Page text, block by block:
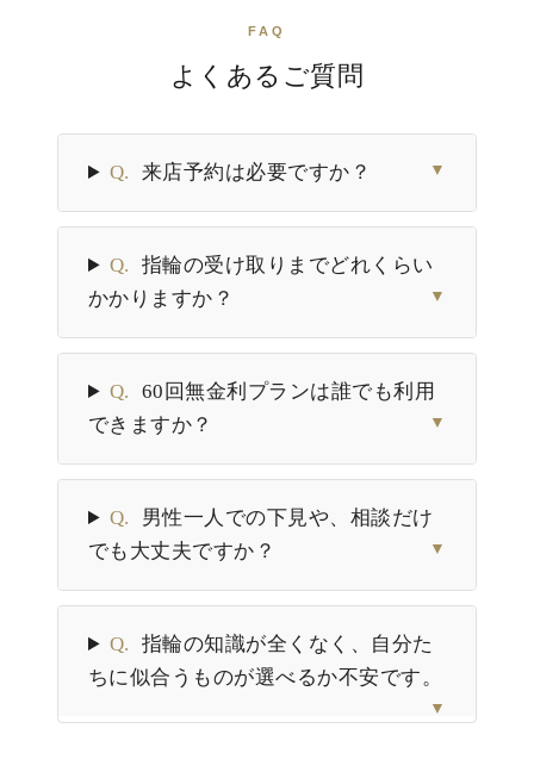
FAQ
よくあるご質問
Q. 来店予約は必要ですか？ ▼
Q.
指輪の受け取りまでどれくらい
かかりますか？
▼
Q.
60回無金利プランは誰でも利用
できますか？
▼
Q.
男性一人での下見や、相談だけ
でも大丈夫ですか？
▼
Q.
指輪の知識が全くなく、自分た
ちに似合うものが選べるか不安です。
▼